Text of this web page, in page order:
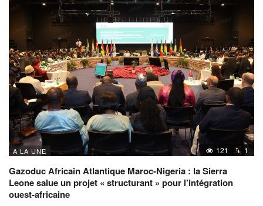
A LA UNE 121 1
Gazoduc Africain Atlantique Maroc-Nigeria : la Sierra
Leone salue un projet « structurant » pour l’intégration
ouest-africaine